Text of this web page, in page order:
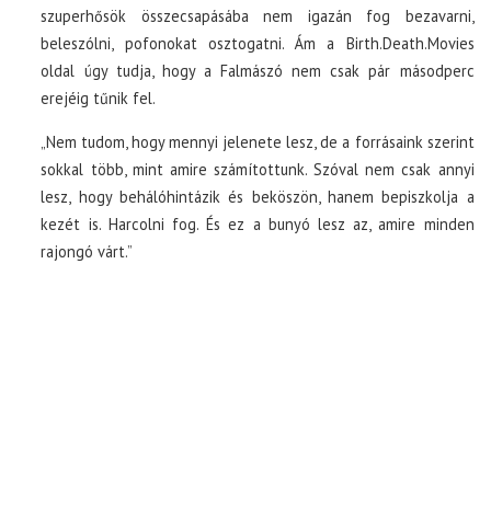
szuperhősök összecsapásába nem igazán fog bezavarni,
beleszólni, pofonokat osztogatni. Ám a Birth.Death.Movies
oldal úgy tudja, hogy a Falmászó nem csak pár másodperc
erejéig tűnik fel.
„Nem tudom, hogy mennyi jelenete lesz, de a forrásaink szerint
sokkal több, mint amire számítottunk. Szóval nem csak annyi
lesz, hogy behálóhintázik és beköszön, hanem bepiszkolja a
kezét is. Harcolni fog. És ez a bunyó lesz az, amire minden
rajongó várt.”